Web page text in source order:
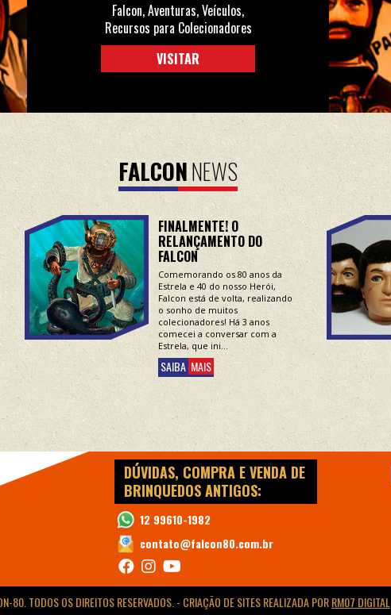
Falcon, Aventuras, Veículos,
Recursos para Colecionadores
VISITAR
FALCONNEWS
FINALMENTE! O
RELANÇAMENTO DO
FALCON
Comemorando os 80 anos da
Estrela e 40 do nosso Herói,
Falcon está de volta, realizando
o sonho de muitos
colecionadores! Há 3 anos
comecei a conversar com a
Estrela, que ini...
SAIBA MAIS
DÚVIDAS, COMPRA E VENDA DE
BRINQUEDOS ANTIGOS:
12 99610-1982
contato@falcon80.com.br
80. TODOS OS DIREITOS RESERVADOS. - CRIAÇÃO DE SITESREALIZADA PORRM07 DIGITAL